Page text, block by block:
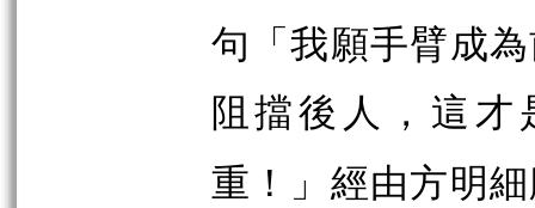
句
「我願手臂成
阻擋後人，這
重！」 經由方明